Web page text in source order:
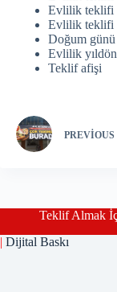
Evlilik teklifi
Evlilik teklifi
Doğum
Evlilik
Teklif afişi
PREVIOUS
Teklif Almak
| Dijital Baskı